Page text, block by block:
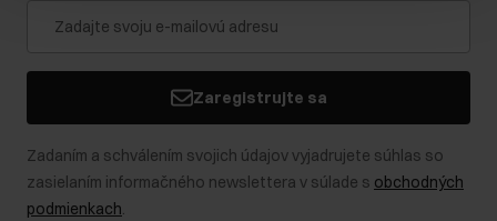
Zaregistrujte sa
Zadaním a schválením svojich údajov vyjadrujete súhlas so
zasielaním informačného newslettera v súlade s obchodných
podmienkach.